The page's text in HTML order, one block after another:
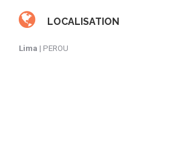
LOCALISATION
Lima | PEROU